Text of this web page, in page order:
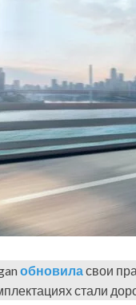
обновиласвои
стали